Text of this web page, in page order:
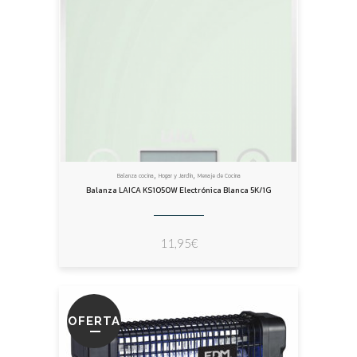
Balanza cocina, Hogar y Jardín, Menaje de Cocina
Balanza LAICA KS1050W Electrónica Blanca 5K/1G
11,95€
OFERTA